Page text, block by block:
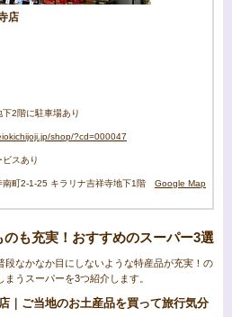
店
2階に駐車場あり
shop/?cd=000047
スあり
南町2-1-25 キラリナ吉祥寺地下1階 Google Map
も充実！おすすめのスーパー3選
段なかなか目にしないような特産品が充実！の
うスーパーを3つ紹介します。
｜ご当地のお土産品を買って旅行気分